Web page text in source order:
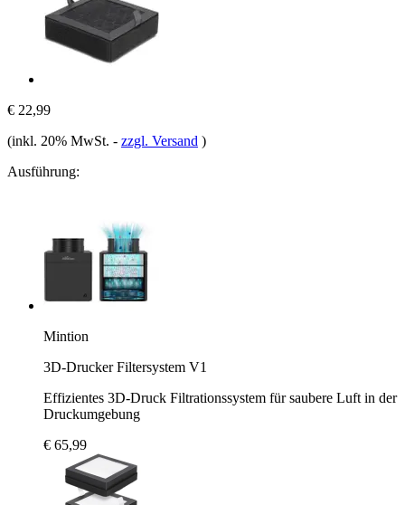
€ 22,99
(inkl. 20% MwSt. - zzgl. Versand )
Ausführung:
Mintion
3D-Drucker Filtersystem V1
Effizientes 3D-Druck Filtrationssystem für saubere Luft in der
Druckumgebung
€ 65,99